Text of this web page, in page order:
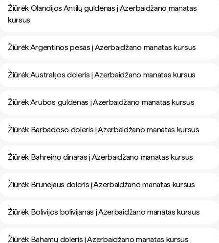
Žiūrėk Olandijos Antilų guldenas į Azerbaidžano manatas
kursus
Žiūrėk Argentinos pesas į Azerbaidžano manatas kursus
Žiūrėk Australijos doleris į Azerbaidžano manatas kursus
Žiūrėk Arubos guldenas į Azerbaidžano manatas kursus
Žiūrėk Barbadoso doleris į Azerbaidžano manatas kursus
Žiūrėk Bahreino dinaras į Azerbaidžano manatas kursus
Žiūrėk Brunėjaus doleris į Azerbaidžano manatas kursus
Žiūrėk Bolivijos bolivijanas į Azerbaidžano manatas kursus
Žiūrėk Bahamų doleris į Azerbaidžano manatas kursus